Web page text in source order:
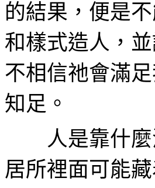
的結果，便是
和樣式造人，
不相信祂會滿
知足。
人是靠什
居所裡面可能